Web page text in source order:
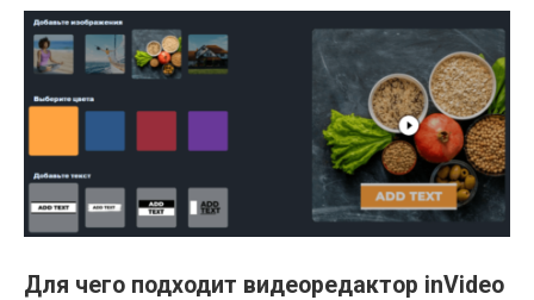
Для чего подходит видеоредактор inVideo